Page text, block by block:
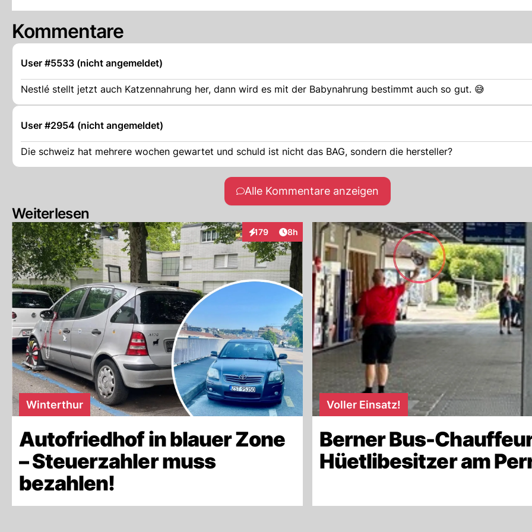
Kommentare
User #5533 (nicht angemeldet)
Nestlé stellt jetzt auch Katzennahrung her, dann wird es mit der Babynahrung bestimmt auch so gut. 😅
User #2954 (nicht angemeldet)
Die schweiz hat mehrere wochen gewartet und schuld ist nicht das BAG, sondern die hersteller?
Alle Kommentare anzeigen
Weiterlesen
179
InteraktionenArtikel veröffentlicht:
8h
Winterthur
Autofriedhof in blauer Zone
– Steuerzahler muss
bezahlen!
Voller Einsatz!
Berner Bus-
Hüetlibesitzer am